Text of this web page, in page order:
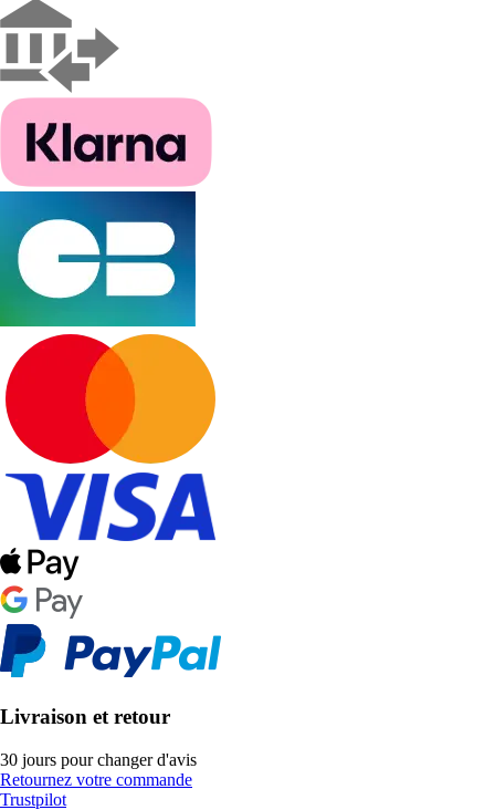
Livraison et retour
30 jours pour changer d'avis
Retournez votre commande
Trustpilot